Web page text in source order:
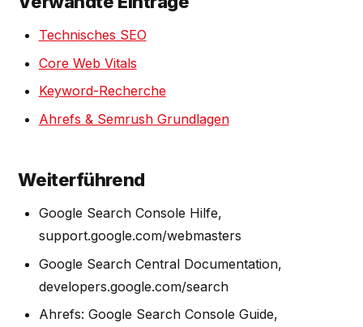
Technisches SEO
Core Web Vitals
Keyword-Recherche
Ahrefs & Semrush Grundlagen
Weiterführend
Google Search Console Hilfe,
support.google.com/webmasters
Google Search Central Documentation,
developers.google.com/search
Ahrefs: Google Search Console Guide,